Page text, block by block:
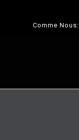
Comme Nous: